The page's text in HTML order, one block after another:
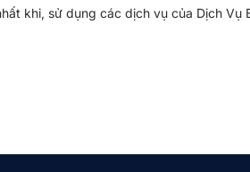
khi, sử dụng các dịch vụ của Dịch Vụ